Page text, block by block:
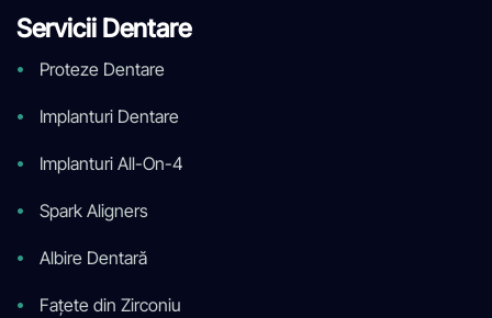
Servicii Dentare
Proteze Dentare
Implanturi Dentare
Implanturi All-On-4
Spark Aligners
Albire Dentară
Fațete din Zirconiu